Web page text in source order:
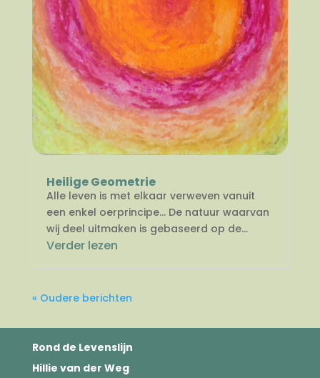
Heilige Geometrie
Alle leven is met elkaar verweven vanuit
een enkel oerprincipe… De natuur waarvan
wij deel uitmaken is gebaseerd op de...
Verder lezen
« Oudere berichten
Rond de Levenslijn
Hillie van der Weg